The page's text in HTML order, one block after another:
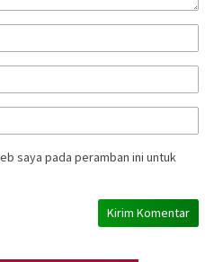
saya pada peramban ini untuk